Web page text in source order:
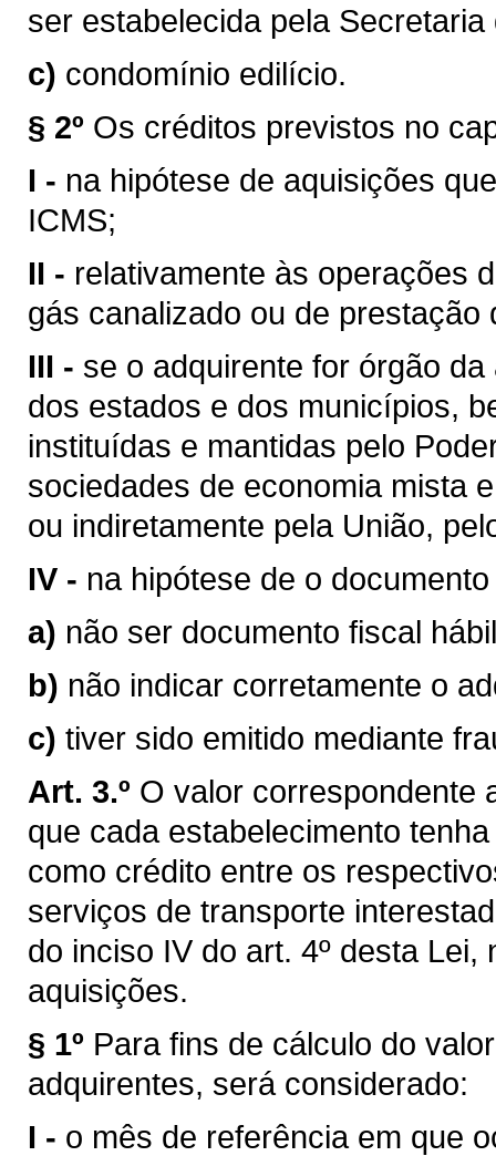
ser estabelecida pela
c) condomínio edilício.
§ 2º Os créditos previstos no
I - na hipótese de aquisições
ICMS;
II - relativamente às operações
gás canalizado ou de
III - se o adquirente for órgão
dos estados e dos municípios,
instituídas e mantidas pelo
sociedades de economia mista
ou indiretamente pela União,
IV - na hipótese de o
a) não ser documento fiscal
b) não indicar corretamente o
c) tiver sido emitido mediante
Art. 3.º O valor correspondente
que cada estabelecimento
como crédito entre os
serviços de transporte
do inciso IV do art. 4º desta
aquisições.
§ 1º Para fins de cálculo do
adquirentes, será considerado:
I - o mês de referência em que